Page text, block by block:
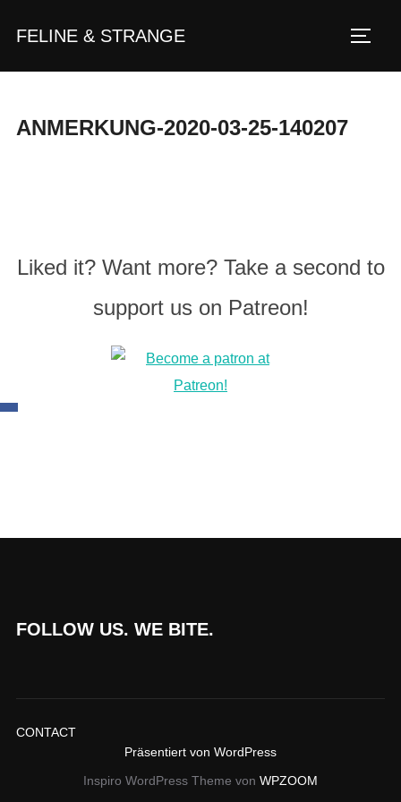
InhaltFELINE & STRANGE
ANMERKUNG-2020-03-25-140207
Liked it? Want more? Take a second to
support us on Patreon!
FOLLOW US. WE BITE.
CONTACT
Präsentiert von WordPress
Inspiro WordPress Theme von WPZOOM